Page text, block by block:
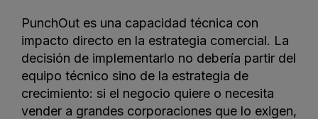
PunchOut es una capacidad técnica con
impacto directo en la estrategia comercial. La
decisión de implementarlo no debería partir del
equipo técnico sino de la estrategia de
crecimiento: si el negocio quiere o necesita
vender a grandes corporaciones que lo exigen,